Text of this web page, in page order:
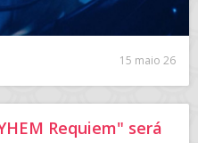
15 maio 26
Requiem" será